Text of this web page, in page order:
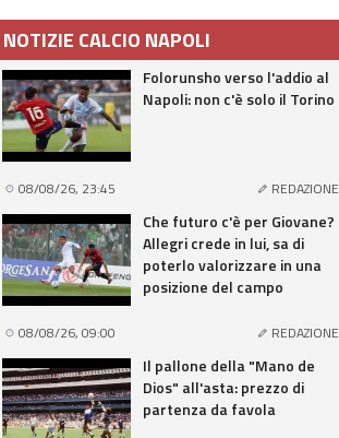
NOTIZIE CALCIO NAPOLI
Folorunsho verso l'addio al
Napoli: non c'è solo il Torino
08/08/26, 23:45 REDAZIONE
Che futuro c'è per Giovane?
Allegri crede in lui, sa di
poterlo valorizzare in una
posizione del campo
08/08/26, 09:00 REDAZIONE
Il pallone della "Mano de
Dios" all'asta: prezzo di
partenza da favola